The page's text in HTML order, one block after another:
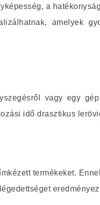
a
amelyek
vagy egy
idő drasztikus
termékeket.